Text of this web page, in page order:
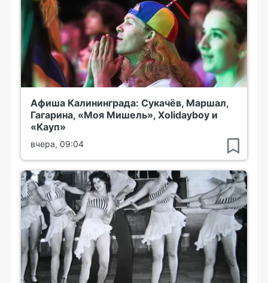
Афиша Калининграда: Сукачёв, Маршал,
Гагарина, «Моя Мишель», Xolidayboy и
«Кауп»
вчера, 09:04